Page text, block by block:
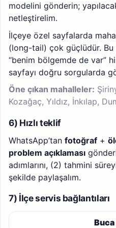
modelini gönderin;
netleştirelim.
İlçeye özel sayfalarda
(long-tail) çok güçlüdür. Bu
“benim bölgemde de var”
sayfayı doğru sorgularda
Öne çıkan mahalleler:
Kozağaç, Yıldız, İnkılap,
6) Hızlı teklif
WhatsApp’tan fotoğraf +
problem açıklaması
adımlarını, (2) tahmini
şekilde paylaşalım.
7) İlçe servis bağlantıları
Buca